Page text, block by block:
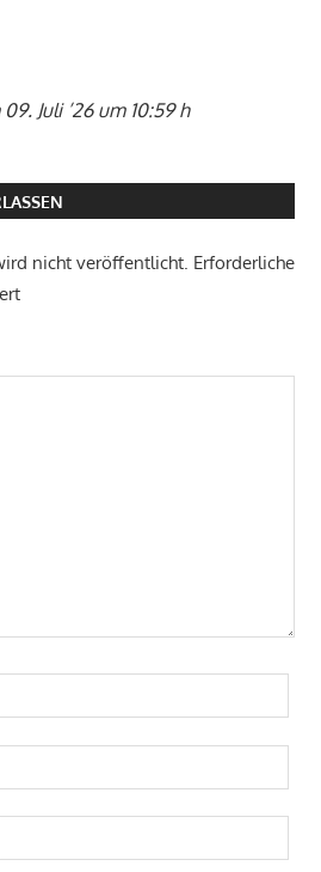
Juli ’26 um 10:59 h
nicht veröffentlicht. Erforderliche